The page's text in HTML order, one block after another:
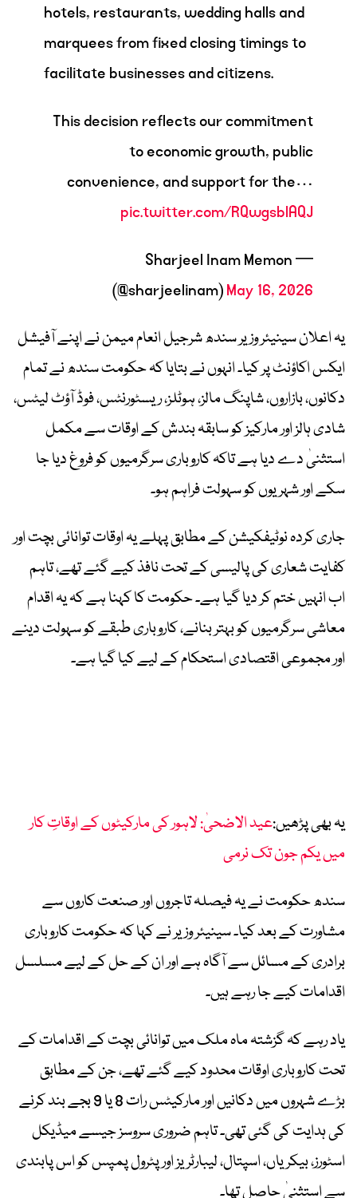
hotels, restaurants, wedding halls and
marquees from fixed closing timings to
facilitate businesses and citizens.
This decision reflects our commitment
to economic growth, public
convenience, and support for the…
pic.twitter.com/RQwgsblAQJ
— Sharjeel Inam Memon
(@sharjeelinam)May 16, 2026
یہ اعلان سینیئر وزیر سندھ شرجیل انعام میمن نے اپنے آفیشل
ایکس اکاؤنٹ پر کیا۔ انہوں نے بتایا کہ حکومت سندھ نے تمام
دکانوں، بازاروں، شاپنگ مالز، ہوٹلز، ریسٹورنٹس، فوڈ آؤٹ لیٹس،
شادی ہالز اور مارکیز کو سابقہ بندش کے اوقات سے مکمل
استثنیٰ دے دیا ہے تاکہ کاروباری سرگرمیوں کو فروغ دیا جا
سکے اور شہریوں کو سہولت فراہم ہو۔
جاری کردہ نوٹیفکیشن کے مطابق پہلے یہ اوقات توانائی بچت اور
کفایت شعاری کی پالیسی کے تحت نافذ کیے گئے تھے، تاہم
اب انہیں ختم کر دیا گیا ہے۔ حکومت کا کہنا ہے کہ یہ اقدام
معاشی سرگرمیوں کو بہتر بنانے، کاروباری طبقے کو سہولت دینے
اور مجموعی اقتصادی استحکام کے لیے کیا گیا ہے۔
یہ بھی پڑھیں:عید الاضحیٰ: لاہور کی مارکیٹوں کے اوقاتِ کار
میں یکم جون تک نرمی
سندھ حکومت نے یہ فیصلہ تاجروں اور صنعت کاروں سے
مشاورت کے بعد کیا۔ سینیئر وزیر نے کہا کہ حکومت کاروباری
برادری کے مسائل سے آگاہ ہے اور ان کے حل کے لیے مسلسل
اقدامات کیے جا رہے ہیں۔
یاد رہے کہ گزشتہ ماہ ملک میں توانائی بچت کے اقدامات کے
تحت کاروباری اوقات محدود کیے گئے تھے، جن کے مطابق
بڑے شہروں میں دکانیں اور مارکیٹس رات 8 یا 9 بجے بند کرنے
کی ہدایت کی گئی تھی۔ تاہم ضروری سروسز جیسے میڈیکل
اسٹورز، بیکریاں، اسپتال، لیبارٹریز اور پٹرول پمپس کو اس پابندی
سے استثنیٰ حاصل تھا۔